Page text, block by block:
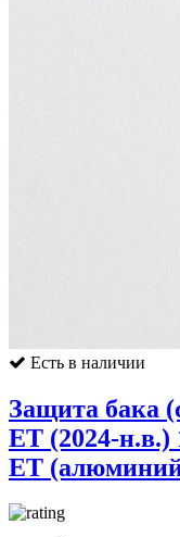
Есть в наличии
Защита бака
ET (2024-н.в.)
ЕТ